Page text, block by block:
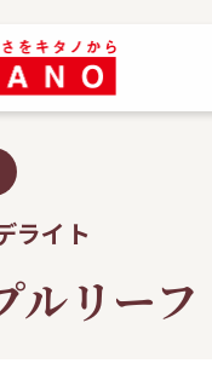
ライト
ルリー